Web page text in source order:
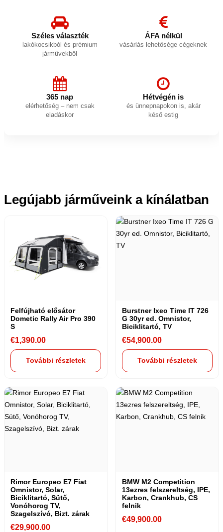
Széles választék
lakókocsikból és prémium
járművekből
ÁFA nélkül
vásárlás lehetősége cégeknek
365 nap
elérhetőség – nem csak
eladáskor
Hétvégén is
és ünnepnapokon is, akár
késő estig
Legújabb járműveink a kínálatban
Felfújható elősátor
Dometic Rally Air Pro 390
S
€1,390.00
További részletek
Burstner Ixeo Time IT 726
G 30yr ed. Omnistor,
Biciklitartó, TV
€54,900.00
További részletek
Rimor Europeo E7 Fiat
Omnistor, Solar,
Biciklitartó, Sütő,
Vonóhorog TV,
Szagelszívó, Bizt. zárak
€29,900.00
BMW M2 Competition
13ezres felszereltség, IPE,
Karbon, Crankhub, CS
felnik
€49,900.00